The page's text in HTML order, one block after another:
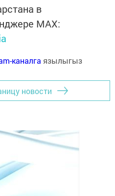
в
MАХ:
каналга язылыгыз
новости